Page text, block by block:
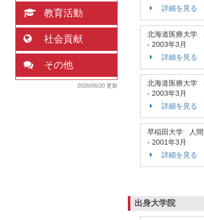
教育活動
社会貢献
その他
2026/06/20 更新
詳細を見る
北海道医療大学
- 2003年3月
詳細を見る
北海道医療大学
- 2003年3月
詳細を見る
早稲田大学 人
- 2001年3月
詳細を見る
出身大学院